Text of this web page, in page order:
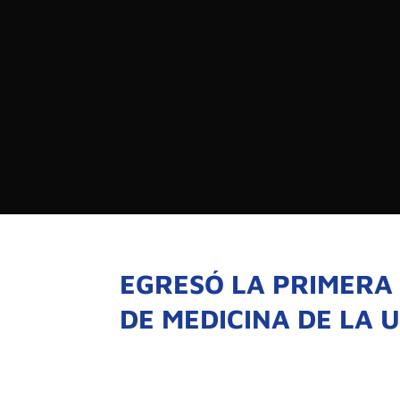
VISIÓN
EGRESÓ LA
DE MEDICINA DE LA